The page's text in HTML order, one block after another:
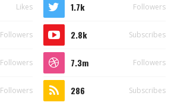
Likes 1.7k Followers
Followers 2.8k Subscribes
Followers 7.3m Followers
Followers 286 Subscribes